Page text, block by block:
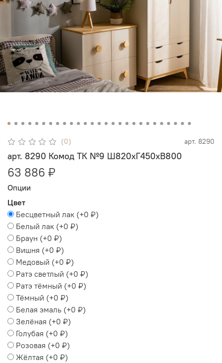
(0) арт. 8290
арт. 8290 Комод ТК №9 Ш820хГ450хВ800
63 886 ₽
Опции
Цвет
Бесцветный лак (+0 ₽)
Белый лак (+0 ₽)
Браун (+0 ₽)
Вишня (+0 ₽)
Медовый (+0 ₽)
Ратэ светлый (+0 ₽)
Ратэ тёмный (+0 ₽)
Тёмный (+0 ₽)
Белая эмаль (+0 ₽)
Зелёная (+0 ₽)
Голубая (+0 ₽)
Розовая (+0 ₽)
Жёлтая (+0 ₽)